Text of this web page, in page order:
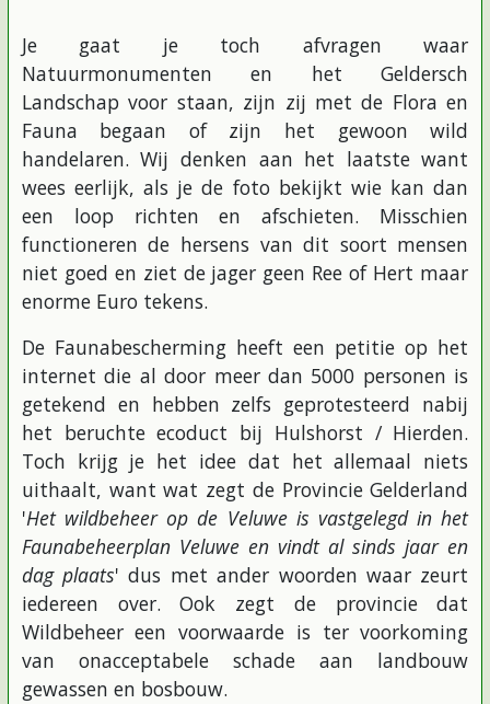
Je gaat je toch afvragen waar
Natuurmonumenten en het Geldersch
Landschap voor staan, zijn zij met de Flora en
Fauna begaan of zijn het gewoon wild
handelaren. Wij denken aan het laatste want
wees eerlijk, als je de foto bekijkt wie kan dan
een loop richten en afschieten. Misschien
functioneren de hersens van dit soort mensen
niet goed en ziet de jager geen Ree of Hert maar
enorme Euro tekens.
De Faunabescherming heeft een petitie op het
internet die al door meer dan 5000 personen is
getekend en hebben zelfs geprotesteerd nabij
het beruchte ecoduct bij Hulshorst / Hierden.
Toch krijg je het idee dat het allemaal niets
uithaalt, want wat zegt de Provincie Gelderland
'Het wildbeheer op de Veluwe is vastgelegd in het
Faunabeheerplan Veluwe en vindt al sinds jaar en
dag plaats' dus met ander woorden waar zeurt
iedereen over. Ook zegt de provincie dat
Wildbeheer een voorwaarde is ter voorkoming
van onacceptabele schade aan landbouw
gewassen en bosbouw.